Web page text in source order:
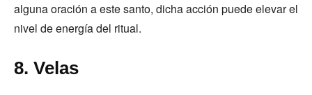
alguna oración a este santo, dicha acción puede elevar el
nivel de energía del ritual.
8. Velas